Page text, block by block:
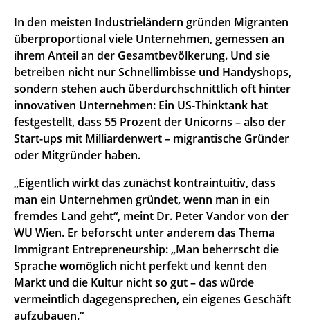
In den meisten Industrieländern gründen Migranten
überproportional viele Unternehmen, gemessen an
ihrem Anteil an der Gesamtbevölkerung. Und sie
betreiben nicht nur Schnellimbisse und Handyshops,
sondern stehen auch überdurchschnittlich oft hinter
innovativen Unternehmen: Ein US-Thinktank hat
festgestellt, dass 55 Prozent der Unicorns – also der
Start-ups mit Milliardenwert – migrantische Gründer
oder Mitgründer haben.
„Eigentlich wirkt das zunächst kontraintuitiv, dass
man ein Unternehmen gründet, wenn man in ein
fremdes Land geht“, meint Dr. Peter Vandor von der
WU Wien. Er beforscht unter anderem das Thema
Immigrant Entrepreneurship: „Man beherrscht die
Sprache womöglich nicht perfekt und kennt den
Markt und die Kultur nicht so gut – das würde
vermeintlich dagegensprechen, ein eigenes Geschäft
aufzubauen.“